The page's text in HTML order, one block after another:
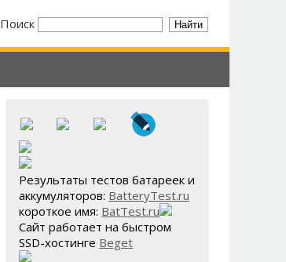
Поиск
Результаты тестов батареек и
аккумуляторов: BatteryTest.ru
короткое имя: BatTest.ru
Сайт работает на быстром
SSD-хостинге Beget